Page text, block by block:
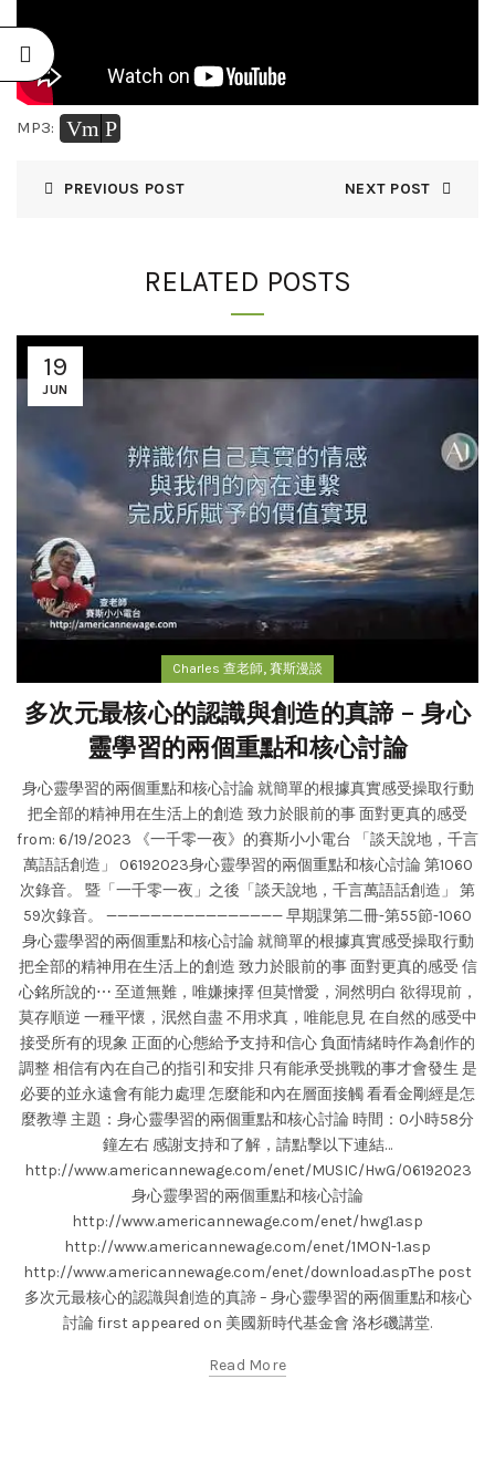
MP3: Vm P
PREVIOUS POST NEXT POST
RELATED POSTS
19
JUN
Charles 查老師, 賽斯漫談
多次元最核心的認識與創造的真諦 – 身心
靈學習的兩個重點和核心討論
身心靈學習的兩個重點和核心討論 就簡單的根據真實感受操取行動
把全部的精神用在生活上的創造 致力於眼前的事 面對更真的感受
from: 6/19/2023 《一千零一夜》的賽斯小小電台 「談天說地，千言
萬語話創造」 06192023身心靈學習的兩個重點和核心討論 第1060
次錄音。 暨「一千零一夜」之後「談天說地，千言萬語話創造」 第
59次錄音。 ———————————————— 早期課第二冊-第55節-1060
身心靈學習的兩個重點和核心討論 就簡單的根據真實感受操取行動
把全部的精神用在生活上的創造 致力於眼前的事 面對更真的感受 信
心銘所說的⋯ 至道無難，唯嫌揀擇 但莫憎愛，洞然明白 欲得現前，
莫存順逆 一種平懷，泯然自盡 不用求真，唯能息見 在自然的感受中
接受所有的現象 正面的心態給予支持和信心 負面情緒時作為創作的
調整 相信有內在自己的指引和安排 只有能承受挑戰的事才會發生 是
必要的並永遠會有能力處理 怎麼能和內在層面接觸 看看金剛經是怎
麼教導 主題：身心靈學習的兩個重點和核心討論 時間：0小時58分
鐘左右 感謝支持和了解，請點擊以下連結…
http://www.americannewage.com/enet/MUSIC/HwG/06192023
身心靈學習的兩個重點和核心討論
http://www.americannewage.com/enet/hwg1.asp
http://www.americannewage.com/enet/1MON-1.asp
http://www.americannewage.com/enet/download.aspThe post
多次元最核心的認識與創造的真諦 – 身心靈學習的兩個重點和核心
討論 first appeared on 美國新時代基金會 洛杉磯講堂.
Read More